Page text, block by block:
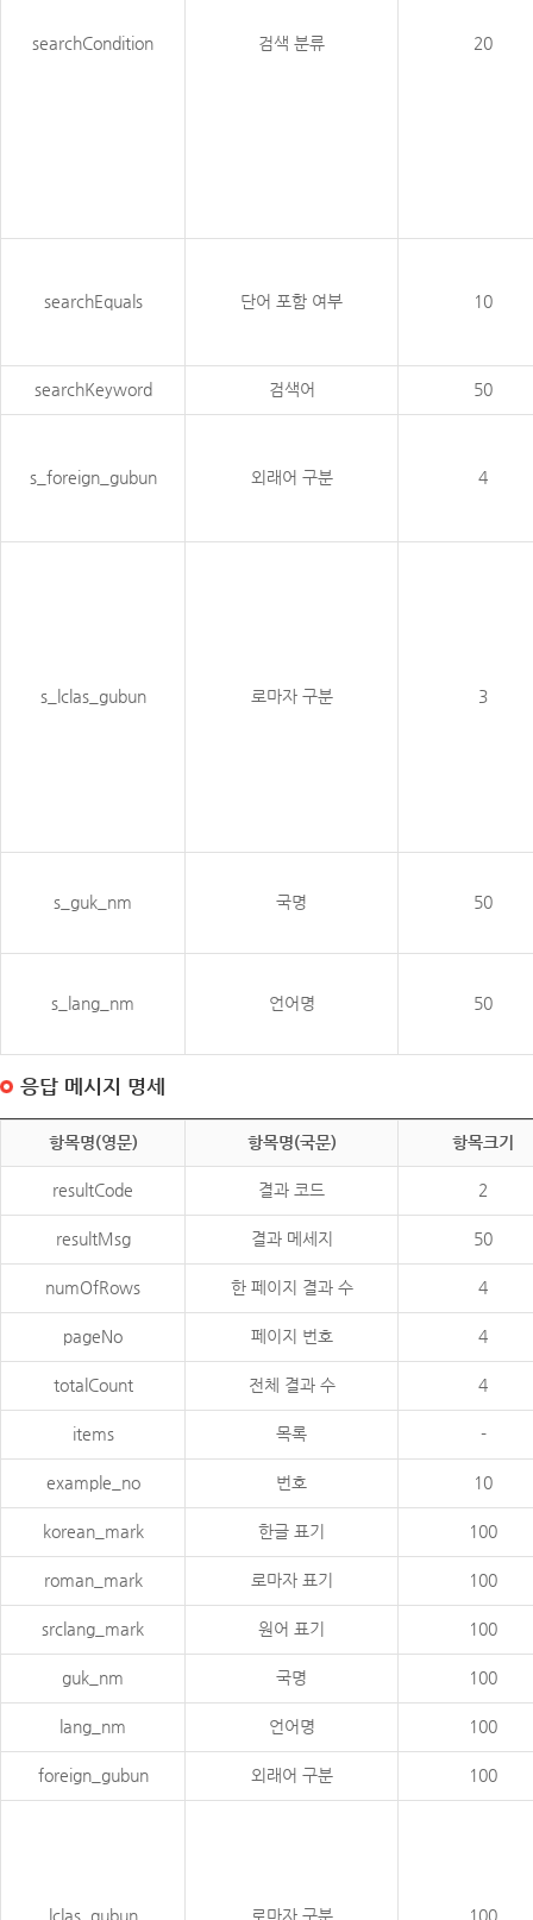
searchCondition 검색 분류 20
searchEquals 단어 포함 여부 10
searchKeyword 검색어 50
s_foreign_gubun 외래어 구분 4
s_lclas_gubun 로마자 구분 3
s_guk_nm 국명 50
s_lang_nm 언어명 50
응답 메시지 명세
항목명(영문) 항목명(국문) 항목크기
resultCode 결과 코드 2
resultMsg 결과 메세지 50
numOfRows 한 페이지 결과 수 4
pageNo 페이지 번호 4
totalCount 전체 결과 수 4
items 목록 -
example_no 번호 10
korean_mark 한글 표기 100
roman_mark 로마자 표기 100
srclang_mark 원어 표기 100
guk_nm 국명 100
lang_nm 언어명 100
foreign_gubun 외래어 구분 100
lclas_gubun 로마자 구분 100